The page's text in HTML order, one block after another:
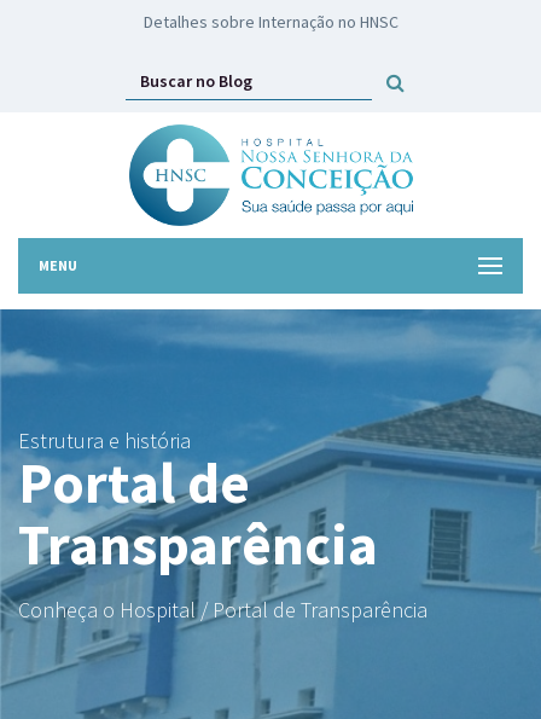
Detalhes sobre Internação no HNSC
MENU
Estrutura e história
Portal de
Transparência
Conheça o Hospital / Portal de Transparência